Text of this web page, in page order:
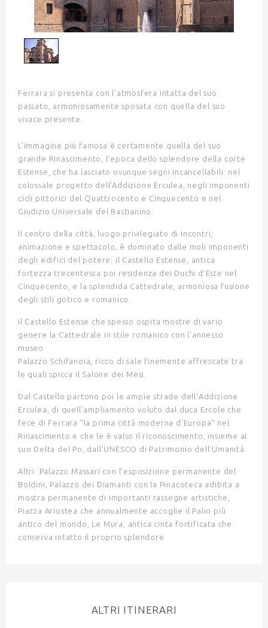
/1
Ferrara si presenta con l’atmosfera intatta del suo
passato, armoniosamente sposata con quella del suo
vivace presente.
L’immagine più famosa è certamente quella del
suo
grande Rinascimento, l’epoca dello splendore della corte
Estense
, che ha lasciato ovunque segni incancellabili: nel
colossale progetto dell’Addizione Erculea, negli imponenti
cicli pittorici del Quattrocento e Cinquecento e nel
Giudizio Universale del Bastianino.
Il centro della città, luogo privilegiato di incontri,
animazione e spettacolo, è dominato dalle moli imponenti
degli edifici del potere: il Castello Estense
, antica
fortezza trecentesca poi residenza dei Duchi d'Este nel
Cinquecento, e la splendida Cattedrale
, armoniosa fusione
degli stili gotico e romanico.
il Castello Estense che spesso ospita mostre di vario
genere la Cattedrale in stile romanico con l’annesso
museo
Palazzo Schifanoia, ricco di sale finemente affrescate tra
le quali spicca il Salone dei Mesi.
Dal Castello partono poi le ampie strade dell'Addizione
Erculea
, di quell'ampliamento voluto dal duca Ercole che
fece di Ferrara "la prima città moderna d'Europa" nel
Rinascimento e che le è valso il riconoscimento, insieme al
suo Delta del Po, dall’UNESCO di Patrimonio dell'Umanità
Altri :Palazzo Massari con l’esposizione permanente del
Boldini, Palazzo dei Diamanti con la Pinacoteca adibita a
mostra permanente di importanti rassegne artistiche,
Piazza Ariostea che annualmente accoglie il Palio più
antico del mondo, Le Mura
, antica cinta fortificata che
conserva intatto il proprio splendore
ALTRI ITINERARI